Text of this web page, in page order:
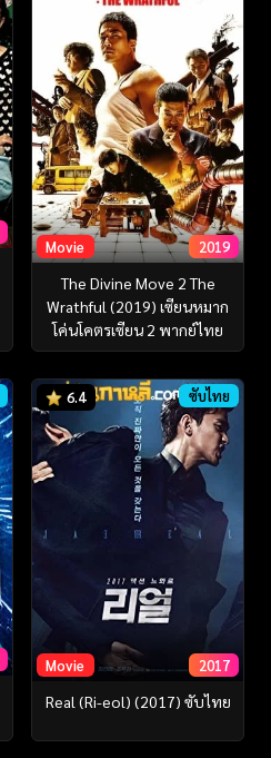
Movie 2019
The Divine Move 2 The
Wrathful (2019) เซียนหมาก
โค่นโคตรเซียน 2 พากย์ไทย
6.4 ซับไทย
Movie 2017
Real (Ri-eol) (2017) ซับไทย